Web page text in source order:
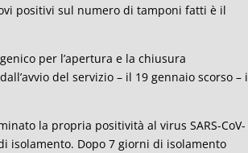
positivi sul numero di tamponi fatti è il
per l’apertura e la chiusura
del servizio – il 19 gennaio scorso – i
la propria positività al virus SARS-CoV-
isolamento. Dopo 7 giorni di isolamento